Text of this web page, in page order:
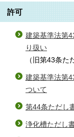
許可
建築基準法第
り扱い
（旧第43条た
建築基準法第
ついて
第44条ただし
浄化槽ただし